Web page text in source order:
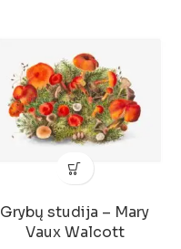
Grybų studija – Mary
Vaux Walcott